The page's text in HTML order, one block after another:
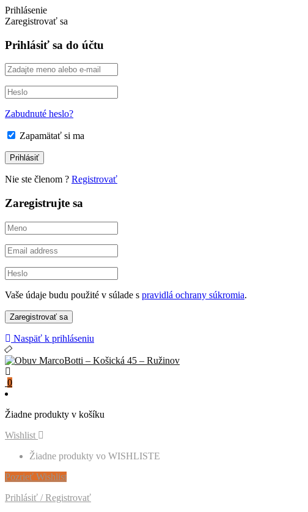
Prihlásenie
Zaregistrovať sa
Prihlásiť sa do účtu
Zabudnuté heslo?
Zapamätať si ma
Nie ste členom ? Registrovať
Zaregistrujte sa
Vaše údaje budu použité v súlade s pravidlá ochrany súkromia.
Naspäť k prihláseniu
0
Žiadne produkty v košíku
Wishlist
Žiadne produkty vo WISHLISTE
Pozrieť Wishlist
Prihlásiť / Registrovať